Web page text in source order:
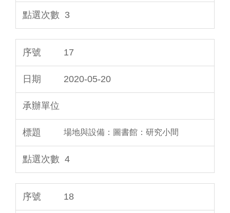
3
17
2020-05-20
場地與設備：圖書館：研究小間
4
18